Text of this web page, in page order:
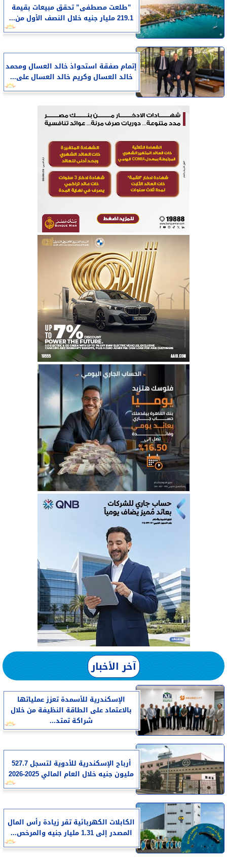
​”طلعت مصطفى” تحقق مبيعات بقيمة
219.1 مليار جنيه خلال النصف الأول من...
إتمام صفقة استحواذ خالد العسال ومحمد
خالد العسال وكريم خالد العسال على...
آخر الأخبار
الإسكندرية للأسمدة تعزز عملياتها
بالاعتماد على الطاقة النظيفة من خلال
شراكة تمتد...
أرباح الإسكندرية للأدوية لتسجل 527.7
مليون جنيه خلال العام المالي 2025-2026
الكابلات الكهربائية تقر زيادة رأس المال
المصدر إلى 1.31 مليار جنيه والمرخص...